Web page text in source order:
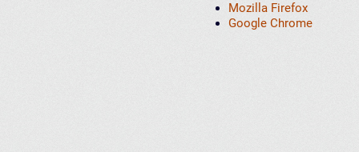
Mozilla Firefox
Google Chrome